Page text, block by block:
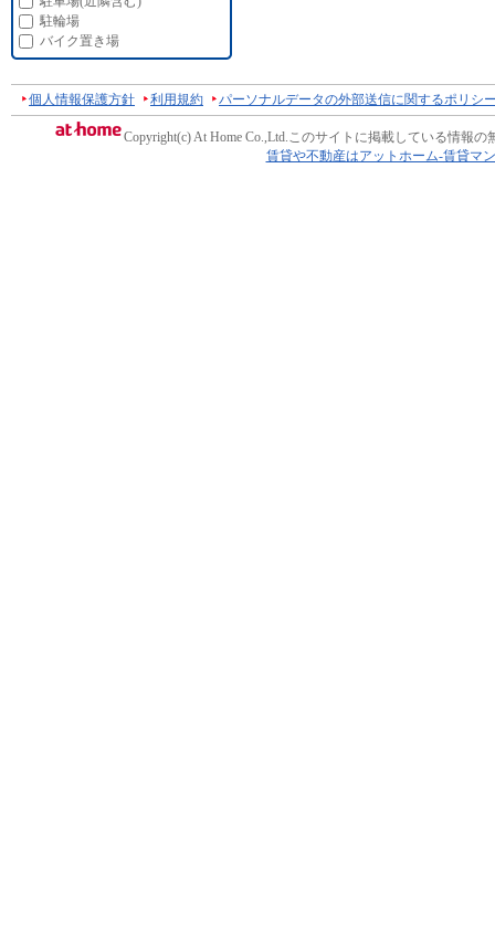
駐輪場
バイク置き場
個人情報保護方針 利用規約 パーソナルデータの外部送信に関するポリシ
Copyright(c) At Home Co.,Ltd.このサイトに掲載している情報の
賃貸や不動産はアットホーム-賃貸マ